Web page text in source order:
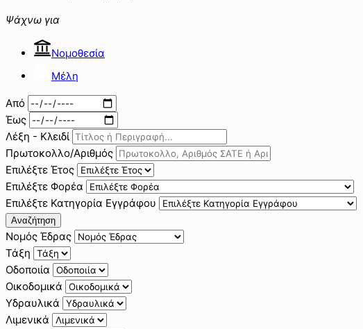
Ψάχνω για
Νομοθεσία
Μέλη
Από
Έως
Λέξη - Κλειδί
Πρωτοκολλο/Αριθμός
Επιλέξτε Έτος
Επιλέξτε Φορέα
Επιλέξτε Κατηγορία Εγγράφου
Αναζήτηση
Νομός Έδρας
Τάξη
Οδοποιία
Οικοδομικά
Υδραυλικά
Λιμενικά